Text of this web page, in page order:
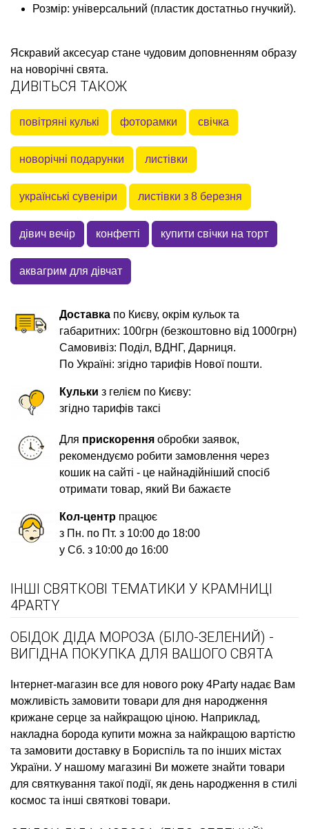
Розмір: універсальний (пластик достатньо гнучкий).
Яскравий аксесуар стане чудовим доповненням образу
на новорічні свята.
ДИВІТЬСЯ ТАКОЖ
повітряні кулькі фоторамки свічка
новорічні подарунки листівки
українські сувеніри листівки з 8 березня
дівич вечір конфетті купити свічки на торт
аквагрим для дівчат
Доставка по Києву, окрім кульок та
габаритних: 100грн (безкоштовно від 1000грн)
Самовивіз: Поділ, ВДНГ, Дарниця.
По Україні: згідно тарифів Нової пошти.
Кульки з гелієм по Києву:
згідно тарифів таксі
Для прискорення обробки заявок,
рекомендуємо робити замовлення через
кошик на сайті - це найнадійніший спосіб
отримати товар, який Ви бажаєте
Кол-центр працює
з Пн. по Пт. з 10:00 до 18:00
у Сб. з 10:00 до 16:00
ІНШІ СВЯТКОВІ ТЕМАТИКИ У КРАМНИЦІ
4PARTY
ОБІДОК ДІДА МОРОЗА (БІЛО-ЗЕЛЕНИЙ) -
ВИГІДНА ПОКУПКА ДЛЯ ВАШОГО СВЯТА
Інтернет-магазин все для нового року 4Party надає Вам
можливість замовити товари для дня народження
крижане серце за найкращою ціною. Наприклад,
накладна борода купити можна за найкращою вартістю
та замовити доставку в Бориспіль та по інших містах
України. У нашому магазині Ви можете знайти товари
для святкування такої події, як день народження в стилі
космос та інші святкові товари.